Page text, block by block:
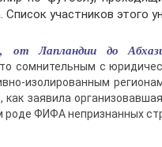
Список участников этого
от Лапландии до
сомнительным с
изолированным
как заявила
роде ФИФА непризнанных